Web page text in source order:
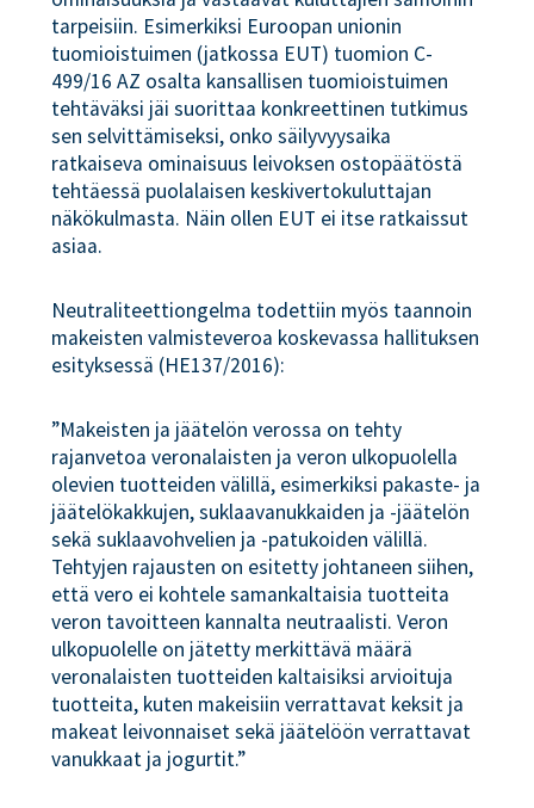
tarpeisiin. Esimerkiksi Euroopan unionin
tuomioistuimen (jatkossa EUT) tuomion C-
499/16 AZ osalta kansallisen tuomioistuimen
tehtäväksi jäi suorittaa konkreettinen tutkimus
sen selvittämiseksi, onko säilyvyysaika
ratkaiseva ominaisuus leivoksen ostopäätöstä
tehtäessä puolalaisen keskivertokuluttajan
näkökulmasta. Näin ollen EUT ei itse ratkaissut
asiaa.
Neutraliteettiongelma todettiin myös taannoin
makeisten valmisteveroa koskevassa hallituksen
esityksessä (HE137/2016):
”Makeisten ja jäätelön verossa on tehty
rajanvetoa veronalaisten ja veron ulkopuolella
olevien tuotteiden välillä, esimerkiksi pakaste- ja
jäätelökakkujen, suklaavanukkaiden ja -jäätelön
sekä suklaavohvelien ja -patukoiden välillä.
Tehtyjen rajausten on esitetty johtaneen siihen,
että vero ei kohtele samankaltaisia tuotteita
veron tavoitteen kannalta neutraalisti. Veron
ulkopuolelle on jätetty merkittävä määrä
veronalaisten tuotteiden kaltaisiksi arvioituja
tuotteita, kuten makeisiin verrattavat keksit ja
makeat leivonnaiset sekä jäätelöön verrattavat
vanukkaat ja jogurtit.”